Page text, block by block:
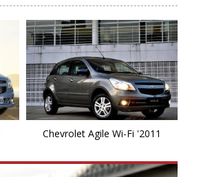
Chevrolet Agile Wi-Fi '2011